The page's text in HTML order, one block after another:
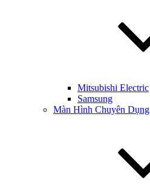
Mitsubishi Electric
Samsung
Màn Hình Chuyên Dụng